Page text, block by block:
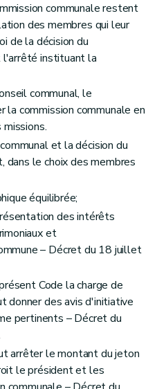
de travail
d'activité
communale et de ses sections – Décret du 27 novembre 1997, art. 4, 2, al. 2)
Du contenu du dossier du schéma de structure
aux communes pour l'élaboration d'un schéma de structure et d'un règlement communal d'urbanisme
d'entrée et de sortie du régime de décentralisation
communale restent
des membres qui leur
de la décision du
l'arrêté instituant la
communal, le
la commission communale en
et la décision du
dans le choix des membres
équilibrée;
des intérêts
et
– Décret du 18 juillet
Code la charge de
donner des avis d'initiative
pertinents – Décret du
arrêter le montant du jeton
le président et les